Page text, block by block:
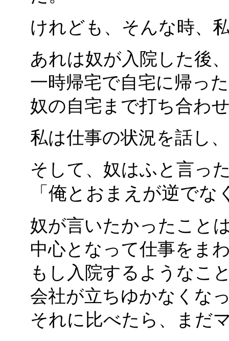
けれども、そんな時、
あれは奴が入院した後
一時帰宅で自宅に帰っ
奴の自宅まで打ち合わ
私は仕事の状況を話し
そして、奴はふと言っ
「俺とおまえが逆でな
奴が言いたかったこと
中心となって仕事をま
もし入院するようなこ
会社が立ちゆかなくな
それに比べたら、まだ